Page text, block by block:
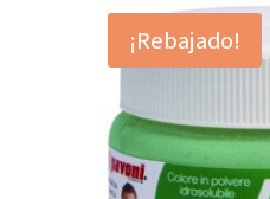
original
era:
actual
es:
¡Rebajado!